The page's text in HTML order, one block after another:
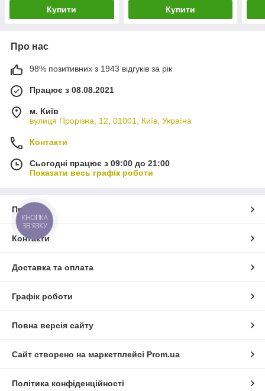
Купити Купити
Про нас
98% позитивних з 1943 відгуків за рік
Працює з 08.08.2021
м. Київ
вулиця Прорізна, 12, 01001, Київ, Україна
Контакти
Сьогодні працює з 09:00 до 21:00
Показати весь графік роботи
Про нас
Контакти
Доставка та оплата
Графік роботи
Повна версія сайту
Сайт створено на маркетплейсі Prom.ua
Політика конфіденційності
КНОПКА
ЗВ'ЯЗКУ